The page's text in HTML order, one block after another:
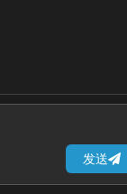
发送